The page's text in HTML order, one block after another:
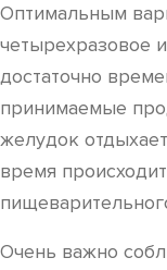
Оптимальным
четырехразовое
достаточно
принимаемые
желудок
время
Очень важно